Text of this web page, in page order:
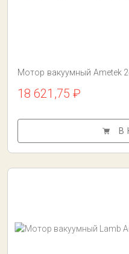
Мотор вакуумный Ametek
18 621,75 ₽
В